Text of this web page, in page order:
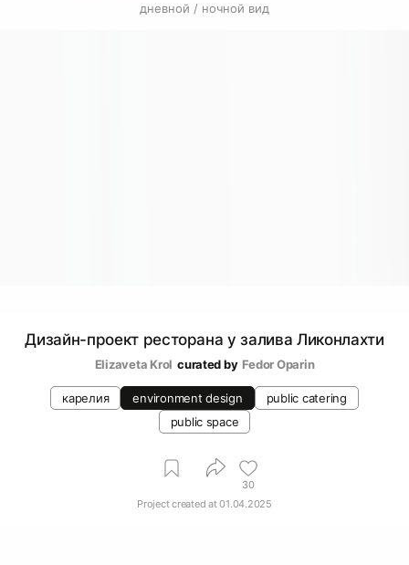
дневной / ночной вид
Дизайн-проект ресторана у залива Ликонлахти
Elizaveta Krol curated by Fedor Oparin
карелия environment design
public catering
public space
30
Project created at01.04.2025